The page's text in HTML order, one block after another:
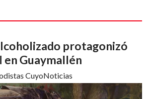
protagonizó
Guaymallén
CuyoNoticias